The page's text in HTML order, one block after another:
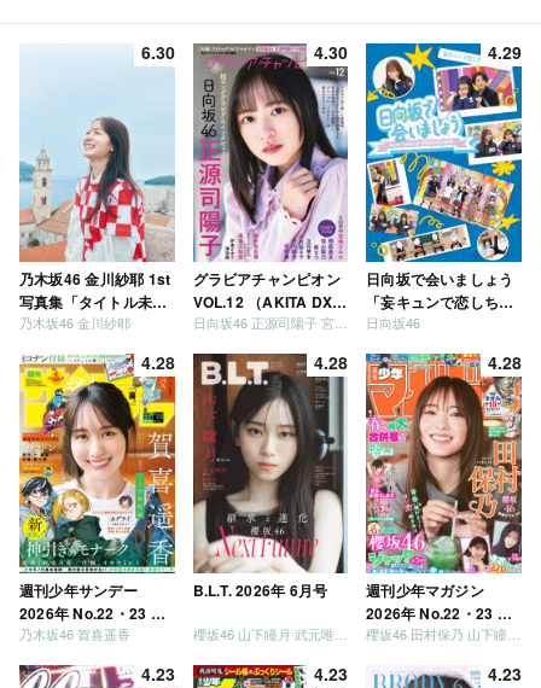
6.30
乃木坂46 金川紗耶 1st
写真集「タイトル未
定」
乃木坂46 金川紗耶
4.30
グラビアチャンピオン
VOL.12 （AKITA DXシ
リーズ）
日向坂46 正源司陽子 宮地すみれ
4.29
日向坂で会いましょう
「妄キュンで恋しちゃ
いましょう」「どっち
う」「ご褒美でロケし
ましょう」「フレンド
リーになりましょう」
「笑って卒業を祝いま
しょう」 [Blu-ray]
日向坂46
4.28
週刊少年サンデー
2026年 No.22・23 合
併号
乃木坂46 賀喜遥香
4.28
B.L.T. 2026年 6月号
櫻坂46 山下瞳月 武元唯衣 / 乃木坂46 海邉朱莉
4.28
週刊少年マガジン
2026年 No.22・23 合
併号
4.23 4.23 4.23